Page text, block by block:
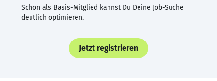
Schon als Basis-Mitglied kannst Du Deine Job-Suche
deutlich optimieren.
Jetzt registrieren